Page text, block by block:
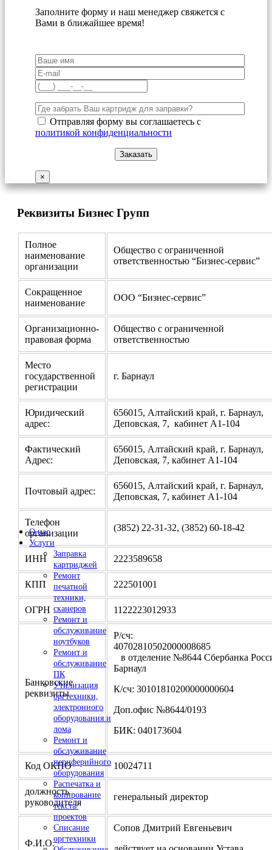
О нас
Услуги
Заправка
картриджей
Ремонт
печатной
техники,
сканеров
Ремонт и
обслуживание
ноутбуков
Ремонт и
обслуживание
ПК
Утилизация
оргтехники,
электронного
оборудования и
лома
Ремонт и
обслуживание
периферийного
оборудования
Распечатка и
копирование
текста/
проектов
Списание
оргтехники
Заполните форму и наш менеджер свяжется с
Вами в ближайшее время!
Отправляя форму вы соглашаетесь с
политикой конфиденциальности
×
Реквизиты Бизнес Групп
Полное
наименование
организации
Общество с ограниченной
ответственностью “Бизнес-сервис”
Сокращенное
наименование
ООО “Бизнес-сервис”
Организационно-
правовая форма
Общество с ограниченной
ответственностью
Место
государственной
регистрации
г. Барнаул
Юридический
адрес:
656015, Алтайский край, г. Барнаул,
Деповская, 7, кабинет А1-104
Фактический
Адрес:
656015, Алтайский край, г. Барнаул,
Деповская, 7, кабинет А1-104
Почтовый адрес:
656015, Алтайский край, г. Барнаул,
Деповская, 7, кабинет А1-104
Телефон
организации
(3852) 22-31-32, (3852) 60-18-42
ИНН 2223589658
КПП 222501001
ОГРН 1122223012933
Банковские
реквизиты
Р/сч:
в отделение №8644 Сбербанка
Барнаул
К/сч: 30101810200000000604
Доп.офис №8644/0193
БИК: 040173604
Код ОКПО 10024711
должность
руководителя
генеральный директор
Ф.И.О.
Сопов Дмитрий Евгеньевич